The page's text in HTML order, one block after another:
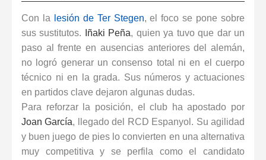
Con la lesión de Ter Stegen, el foco se pone sobre
sus sustitutos.
Iñaki Peña, quien ya tuvo que dar un
paso al frente en ausencias anteriores del alemán,
no logró generar un consenso total ni en el cuerpo
técnico ni en la grada. Sus números y actuaciones
en partidos clave dejaron algunas dudas.
Para reforzar la posición, el club ha apostado por
Joan García, llegado del RCD Espanyol. Su agilidad
y buen juego de pies lo convierten en una alternativa
muy competitiva y se perfila como el candidato